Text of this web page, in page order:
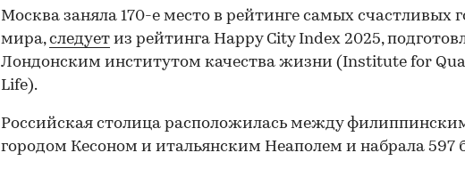
Москва заняла 170-е место в рейтинге самых счастливых
мира,следует из рейтинга Happy City Index 2025,
Лондонским институтом качества жизни (Institute for
Life).
Российская столица расположилась между
городом Кесоном и итальянским Неаполем и набрала 597